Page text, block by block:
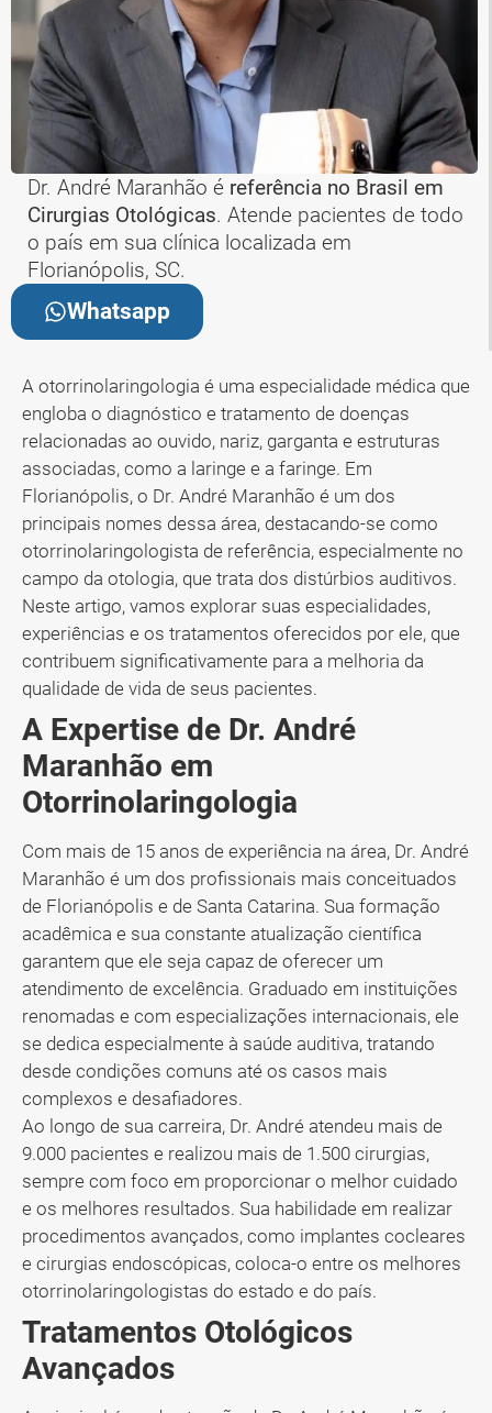
Dr. André Maranhão é referência no Brasil em
Cirurgias Otológicas. Atende pacientes de todo
o país em sua clínica localizada em
Florianópolis, SC.
Whatsapp
A otorrinolaringologia é uma especialidade médica que
engloba o diagnóstico e tratamento de doenças
relacionadas ao ouvido, nariz, garganta e estruturas
associadas, como a laringe e a faringe. Em
Florianópolis, o Dr. André Maranhão é um dos
principais nomes dessa área, destacando-se como
otorrinolaringologista de referência, especialmente no
campo da otologia, que trata dos distúrbios auditivos.
Neste artigo, vamos explorar suas especialidades,
experiências e os tratamentos oferecidos por ele, que
contribuem significativamente para a melhoria da
qualidade de vida de seus pacientes.
A Expertise de Dr. André
Maranhão em
Otorrinolaringologia
Com mais de 15 anos de experiência na área, Dr. André
Maranhão é um dos profissionais mais conceituados
de Florianópolis e de Santa Catarina. Sua formação
acadêmica e sua constante atualização científica
garantem que ele seja capaz de oferecer um
atendimento de excelência. Graduado em instituições
renomadas e com especializações internacionais, ele
se dedica especialmente à saúde auditiva, tratando
desde condições comuns até os casos mais
complexos e desafiadores.
Ao longo de sua carreira, Dr. André atendeu mais de
9.000 pacientes e realizou mais de 1.500 cirurgias,
sempre com foco em proporcionar o melhor cuidado
e os melhores resultados. Sua habilidade em realizar
procedimentos avançados, como implantes cocleares
e cirurgias endoscópicas, coloca-o entre os melhores
otorrinolaringologistas do estado e do país.
Tratamentos Otológicos
Avançados